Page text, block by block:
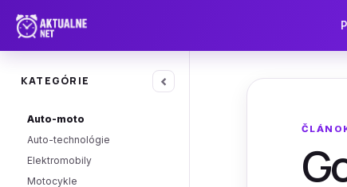
KATEGÓRIE ‹
Auto-moto
Auto-technológie
Elektromobily
Motocykle